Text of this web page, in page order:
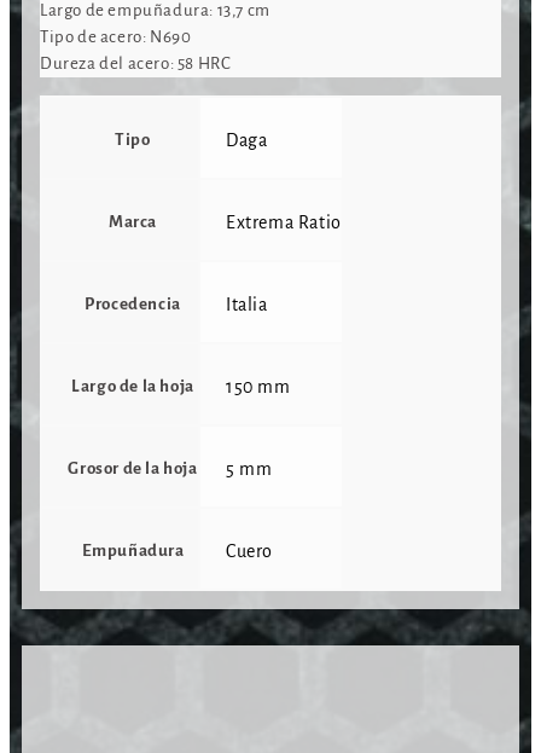
Largo de empuñadura: 13,7 cm
Tipo de acero: N690
Dureza del acero: 58 HRC
Tipo Daga
Marca Extrema Ratio
Procedencia Italia
Largo de la hoja 150 mm
Grosor de la hoja 5 mm
Empuñadura Cuero